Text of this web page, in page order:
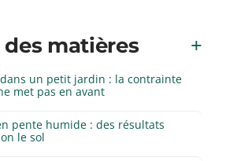
des matières
dans un petit jardin : la contrainte
met pas en avant
pente humide : des résultats
le sol